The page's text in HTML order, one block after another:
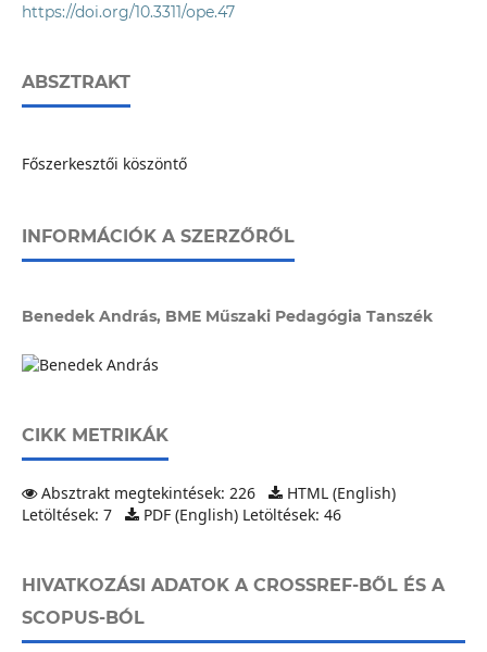
https://doi.org/10.3311/ope.47
ABSZTRAKT
Főszerkesztői köszöntő
INFORMÁCIÓK A SZERZŐRŐL
Benedek András, BME Műszaki Pedagógia Tanszék
CIKK METRIKÁK
Absztrakt megtekintések: 226
HTML (English)
Letöltések: 7
PDF (English) Letöltések: 46
HIVATKOZÁSI ADATOK A CROSSREF-BŐL ÉS A
SCOPUS-BÓL